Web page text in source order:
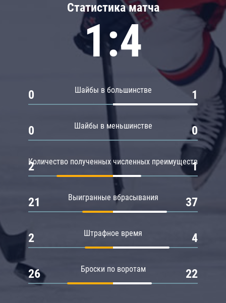
Статистика матча
1:4
Шайбы в большинстве
0 1
Шайбы в меньшинстве
0 0
Количество полученных численных преимуществ
2 1
Выигранные вбрасывания
21 37
Штрафное время
2 4
Броски по воротам
26 22